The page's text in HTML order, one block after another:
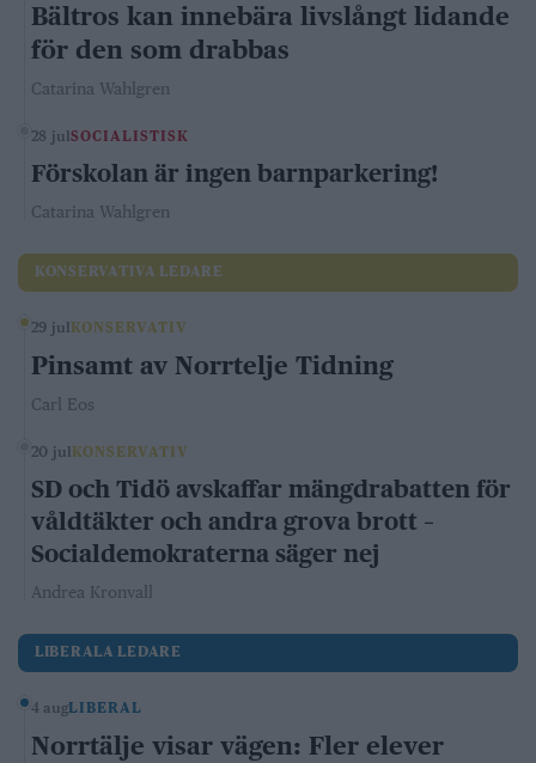
Bältros kan innebära livslångt lidande
för den som drabbas
Catarina Wahlgren
28 julSOCIALISTISK
Förskolan är ingen barnparkering!
Catarina Wahlgren
KONSERVATIVA LEDARE
29 jul KONSERVATIV
Pinsamt av Norrtelje Tidning
Carl Eos
20 jul KONSERVATIV
SD och Tidö avskaffar mängdrabatten för
våldtäkter och andra grova brott –
Socialdemokraterna säger nej
Andrea Kronvall
LIBERALA LEDARE
4 augLIBERAL
Norrtälje visar vägen: Fler elever